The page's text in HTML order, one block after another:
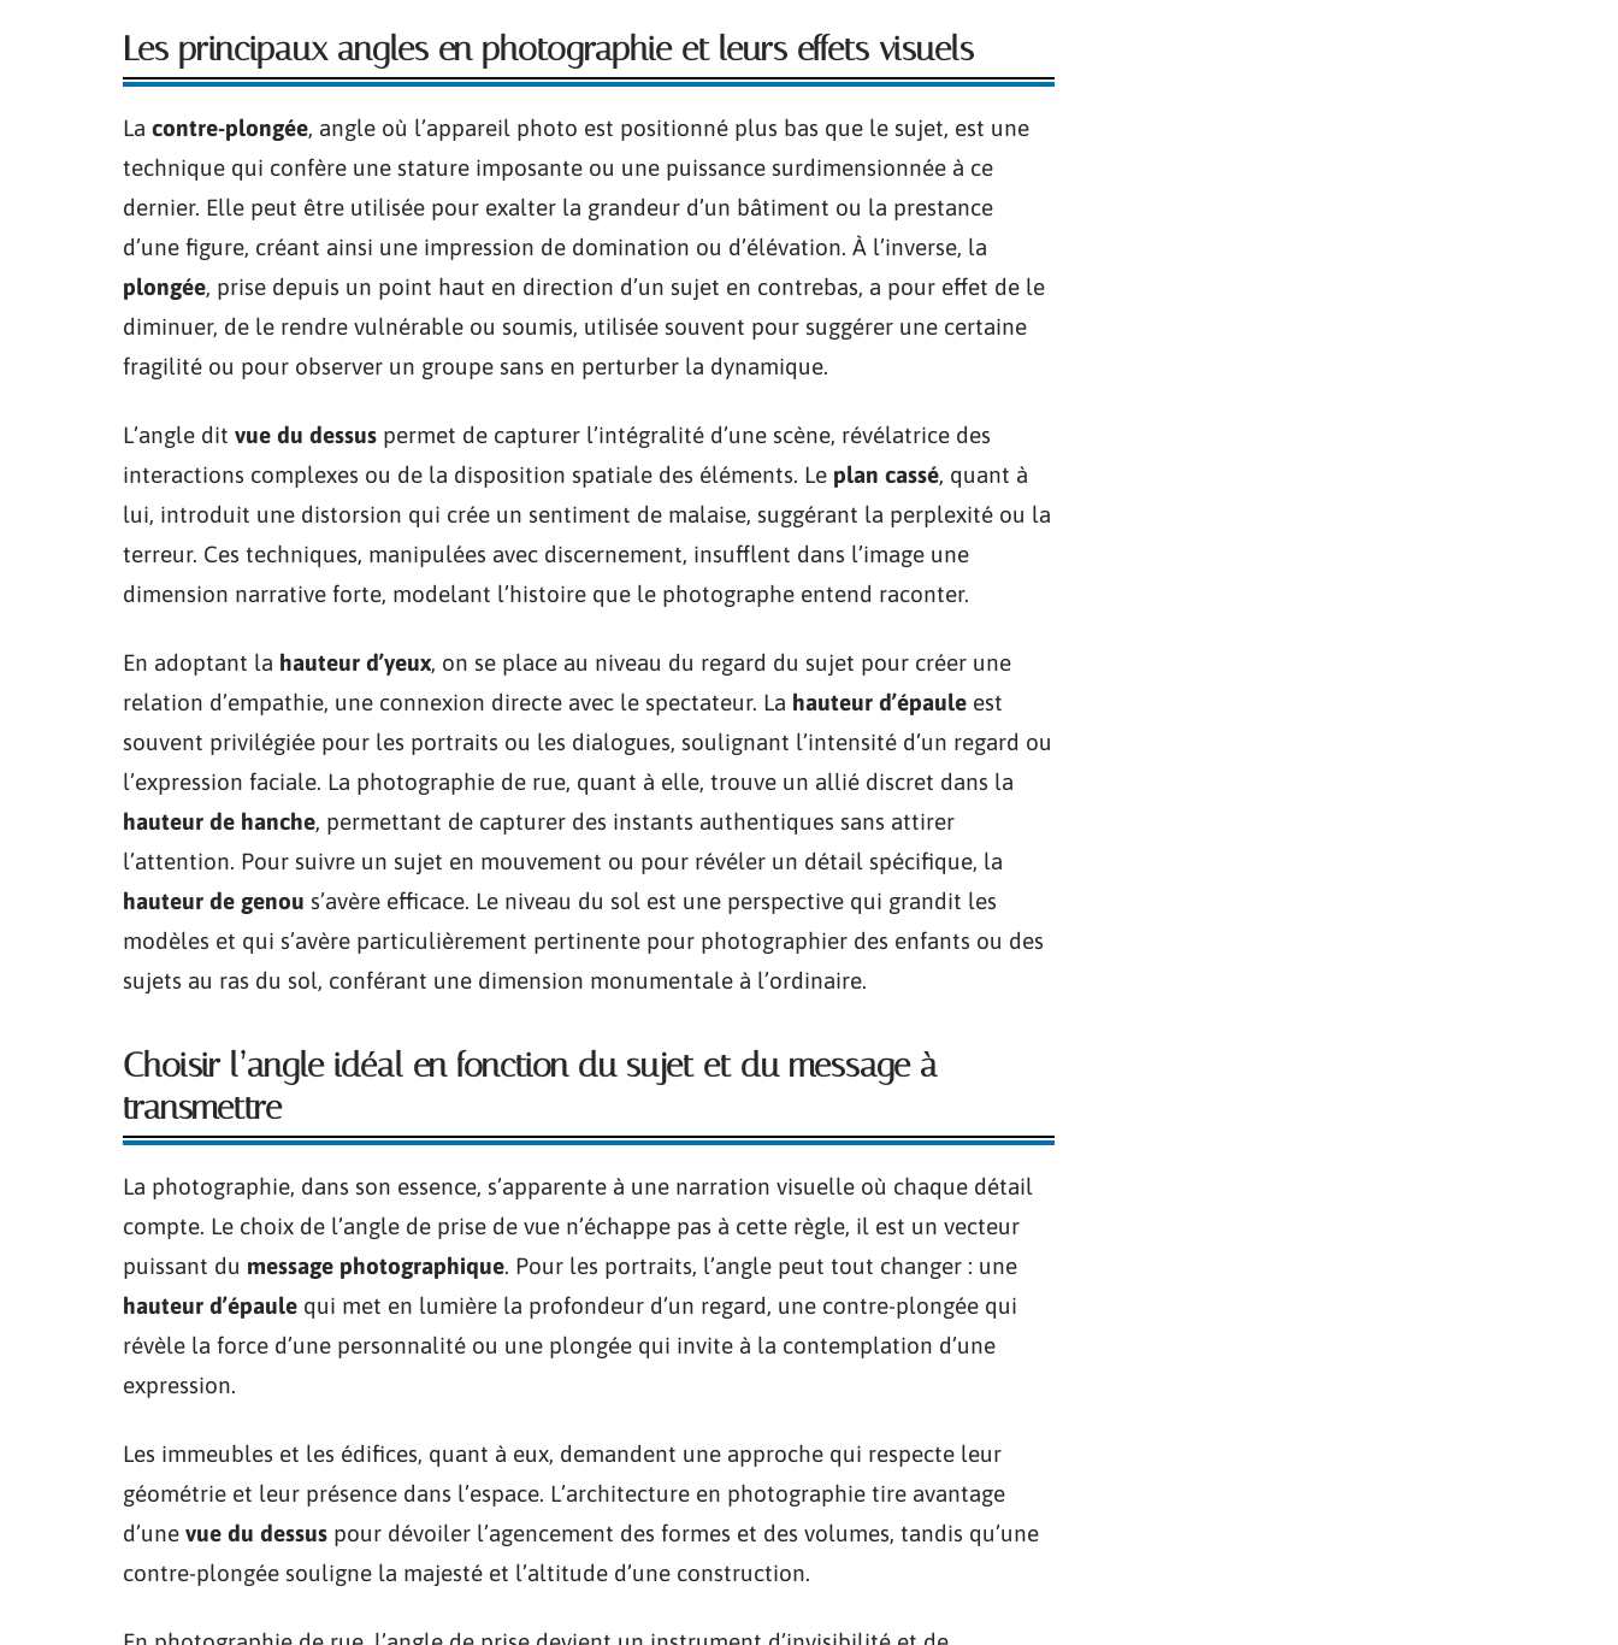
Les principaux angles en photographie et leurs effets visuels
La contre-plongée, angle où l’appareil photo est positionné plus bas que le sujet, est une
technique qui confère une stature imposante ou une puissance surdimensionnée à ce
dernier. Elle peut être utilisée pour exalter la grandeur d’un bâtiment ou la prestance
d’une figure, créant ainsi une impression de domination ou d’élévation. À l’inverse, la
plongée, prise depuis un point haut en direction d’un sujet en contrebas, a pour effet de le
diminuer, de le rendre vulnérable ou soumis, utilisée souvent pour suggérer une certaine
fragilité ou pour observer un groupe sans en perturber la dynamique.
L’angle dit vue du dessus permet de capturer l’intégralité d’une scène, révélatrice des
interactions complexes ou de la disposition spatiale des éléments. Le plan cassé, quant à
lui, introduit une distorsion qui crée un sentiment de malaise, suggérant la perplexité ou la
terreur. Ces techniques, manipulées avec discernement, insufflent dans l’image une
dimension narrative forte, modelant l’histoire que le photographe entend raconter.
En adoptant la hauteur d’yeux, on se place au niveau du regard du sujet pour créer une
relation d’empathie, une connexion directe avec le spectateur. La hauteur d’épaule est
souvent privilégiée pour les portraits ou les dialogues, soulignant l’intensité d’un regard ou
l’expression faciale. La photographie de rue, quant à elle, trouve un allié discret dans la
hauteur de hanche, permettant de capturer des instants authentiques sans attirer
l’attention. Pour suivre un sujet en mouvement ou pour révéler un détail spécifique, la
hauteur de genou s’avère efficace. Le niveau du sol est une perspective qui grandit les
modèles et qui s’avère particulièrement pertinente pour photographier des enfants ou des
sujets au ras du sol, conférant une dimension monumentale à l’ordinaire.
Choisir l’angle idéal en fonction du sujet et du message à
transmettre
La photographie, dans son essence, s’apparente à une narration visuelle où chaque détail
compte. Le choix de l’angle de prise de vue n’échappe pas à cette règle, il est un vecteur
puissant du message photographique. Pour les portraits, l’angle peut tout changer : une
hauteur d’épaule qui met en lumière la profondeur d’un regard, une contre-plongée qui
révèle la force d’une personnalité ou une plongée qui invite à la contemplation d’une
expression.
Les immeubles et les édifices, quant à eux, demandent une approche qui respecte leur
géométrie et leur présence dans l’espace. L’architecture en photographie tire avantage
d’une vue du dessus pour dévoiler l’agencement des formes et des volumes, tandis qu’une
contre-plongée souligne la majesté et l’altitude d’une construction.